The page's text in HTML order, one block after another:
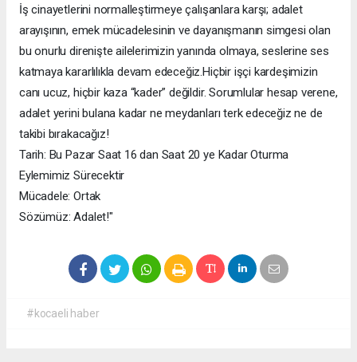
İş cinayetlerini normalleştirmeye çalışanlara karşı; adalet
arayışının, emek mücadelesinin ve dayanışmanın simgesi olan
bu onurlu direnişte ailelerimizin yanında olmaya, seslerine ses
katmaya kararlılıkla devam edeceğiz.Hiçbir işçi kardeşimizin
canı ucuz, hiçbir kaza “kader” değildir. Sorumlular hesap verene,
adalet yerini bulana kadar ne meydanları terk edeceğiz ne de
takibi bırakacağız!
Tarih: Bu Pazar Saat 16 dan Saat 20 ye Kadar Oturma
Eylemimiz Sürecektir
Mücadele: Ortak
Sözümüz: Adalet!"
#kocaeli haber